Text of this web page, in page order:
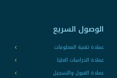
الوصول السريع
عمادة تقنية المعلومات
عمادة الدراسات العليا
عمادة القبول والتسجيل